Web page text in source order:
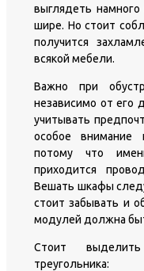
выглядеть
шире. Но стоит
получится
всякой мебели.
Важно при
независимо от его
учитывать
особое внимание
потому что
приходится
Вешать шкафы
стоит забывать и
модулей должна
Стоит
треугольника: